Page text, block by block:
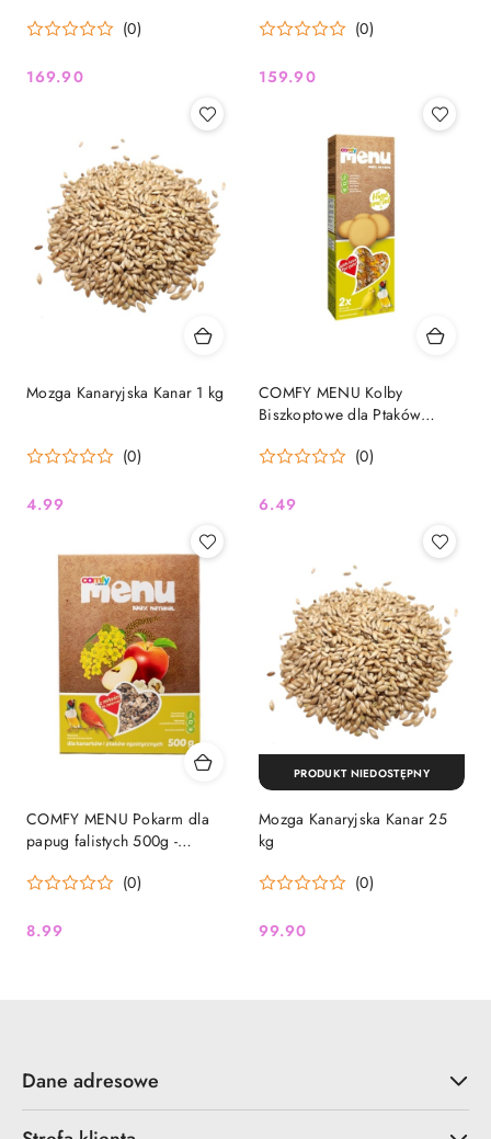
(0)
Cena:
169.90
(0)
Cena:
159.90
Mozga Kanaryjska Kanar 1 kg
(0)
Cena:
4.99
COMFY MENU Kolby
Biszkoptowe dla Ptaków
g – smak, zdrowie i energia
(0)
Cena:
6.49
COMFY MENU Pokarm dla
papug falistych 500g -
mieszanka ziaren i witamin
(0)
Cena:
8.99
Mozga Kanaryjska Kanar 25
kg
(0)
Cena:
99.90
PRODUKT NIEDOSTĘPNY
Dane adresowe